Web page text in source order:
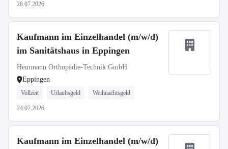
28.07.2026
Kaufmann im Einzelhandel (m/w/d)
im Sanitätshaus in Eppingen
Hemmann Orthopädie-Technik GmbH
Eppingen
Vollzeit Urlaubsgeld Weihnachtsgeld
24.07.2026
Kaufmann im Einzelhandel (m/w/d)